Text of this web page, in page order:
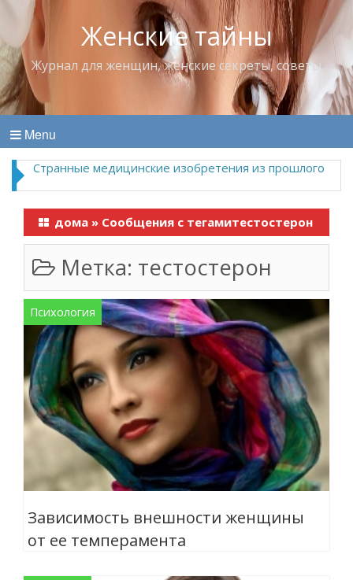
Женские тайны
Журнал для женщин, женские секреты, советы
Menu
Странные медицинские изобретения из прошлого
дома » Сообщения с тегамитестостерон
Метка: тестостерон
Психология
Зависимость внешности женщины
от ее темперамента